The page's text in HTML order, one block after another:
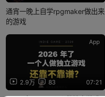
通宵一晚上自学rpgmaker做出来
的游戏
2.9万 83 07:21
App